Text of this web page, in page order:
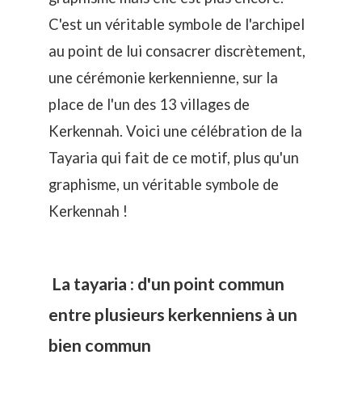
C'est un véritable symbole de l'archipel
au point de lui consacrer discrètement,
une cérémonie kerkennienne, sur la
place de l'un des 13 villages de
Kerkennah. Voici une célébration de la
Tayaria qui fait de ce motif, plus qu'un
graphisme, un véritable symbole de
Kerkennah !
La tayaria : d'un point commun
entre plusieurs kerkenniens à un
bien commun